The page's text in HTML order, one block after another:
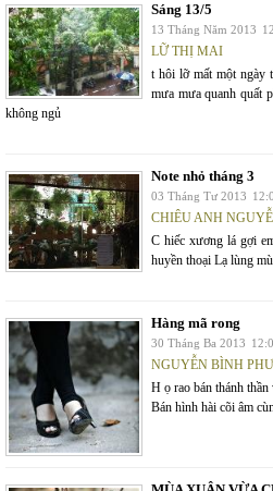
Sáng 13/5
13 Tháng Năm 2013
LỮ THỊ MAI
t hôi lỡ mất một ngày
mưa mưa quanh quất
không ngủ
Note nhỏ tháng 3
03 Tháng Tư 2013
CHIÊU ANH
C hiếc xương lá gợi
huyền thoại Lạ lùng
Hàng mã rong
30 Tháng Ba 2013
NGUYỄN BÌNH
H ọ rao bán thánh
Bán hình hài cõi âm